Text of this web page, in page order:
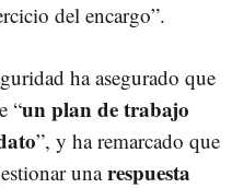
del encargo”.
ha asegurado que
“un plan de trabajo
”, y ha remarcado que
unarespuesta